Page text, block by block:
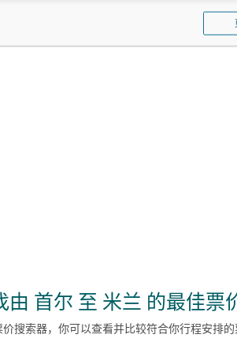
由 首尔 至 米兰 的最佳票
搜索器，你可以查看并比较符合你行程安排的